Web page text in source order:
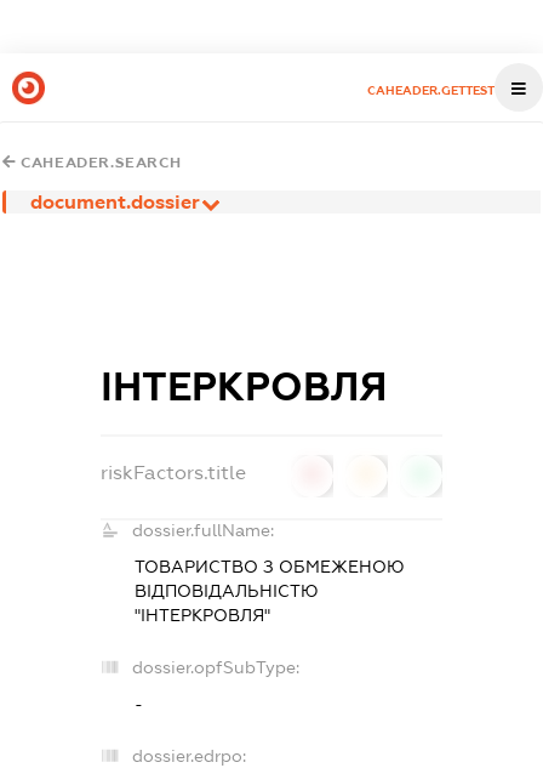
CAHEADER.GETTEST
CAHEADER.SEARCH
document.dossier
ІНТЕРКРОВЛЯ
riskFactors.title
dossier.fullName:
ТОВАРИСТВО З ОБМЕЖЕНОЮ
ВІДПОВІДАЛЬНІСТЮ
"ІНТЕРКРОВЛЯ"
dossier.opfSubType:
-
dossier.edrpo: